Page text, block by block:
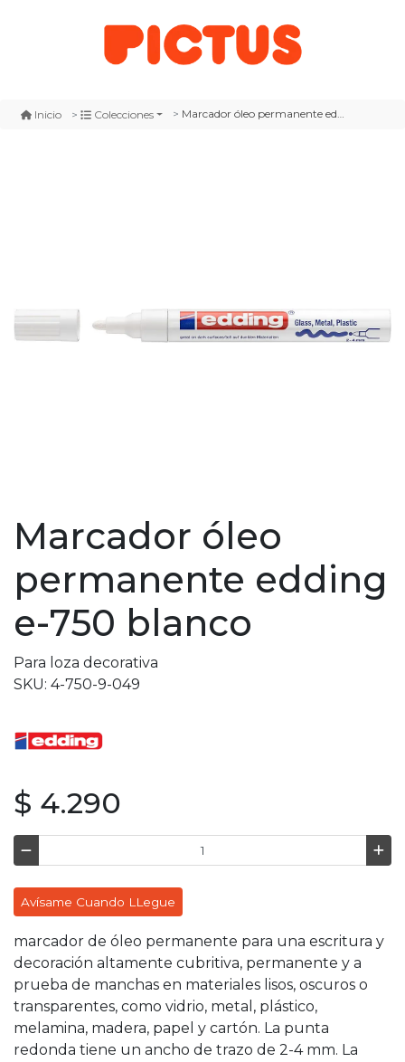
Inicio Colecciones Marcador óleo permanente edding e-750 blanco
Marcador óleo
permanente edding
e-750 blanco
Para loza decorativa
SKU: 4-750-9-049
$ 4.290
Avísame Cuando LLegue
marcador de óleo permanente para una escritura y
decoración altamente cubritiva, permanente y a
prueba de manchas en materiales lisos, oscuros o
transparentes, como vidrio, metal, plástico,
melamina, madera, papel y cartón. La punta
redonda tiene un ancho de trazo de 2-4 mm. La